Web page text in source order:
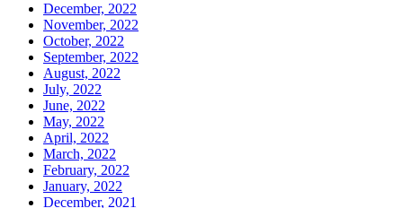
December, 2022
November, 2022
October, 2022
September, 2022
August, 2022
July, 2022
June, 2022
May, 2022
April, 2022
March, 2022
February, 2022
January, 2022
December, 2021